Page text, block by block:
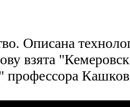
Описана
взята
профессора